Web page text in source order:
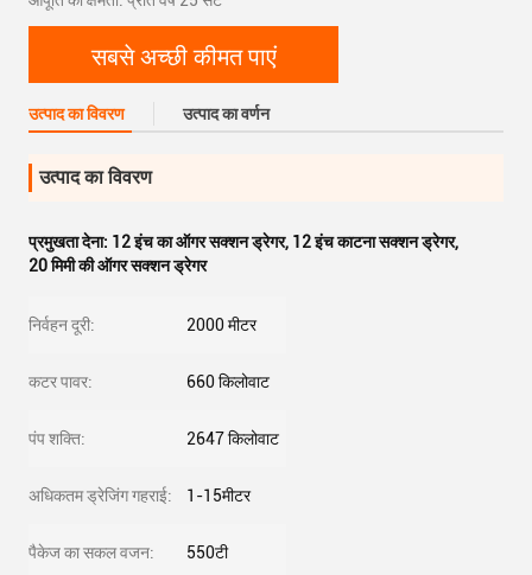
सबसे अच्छी कीमत पाएं
उत्पाद का विवरण उत्पाद का वर्णन
उत्पाद का विवरण
प्रमुखता देना: 12 इंच का ऑगर सक्शन ड्रेगर, 12 इंच काटना सक्शन ड्रेगर,
20 मिमी की ऑगर सक्शन ड्रेगर
निर्वहन दूरी: 2000 मीटर
कटर पावर: 660 किलोवाट
पंप शक्ति: 2647 किलोवाट
अधिकतम ड्रेजिंग गहराई: 1-15मीटर
पैकेज का सकल वजन: 550टी